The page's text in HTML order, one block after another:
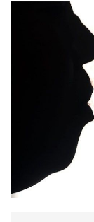
ENTREVISTA